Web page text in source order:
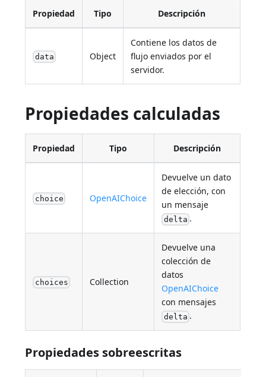
Propiedad Tipo Descripción
data Object
Contiene los datos de
flujo enviados por el
servidor.
Propiedades calculadas
Propiedad Tipo Descripción
choice OpenAIChoice
Devuelve un dato
de elección, con
un mensaje
delta .
choices Collection
Devuelve una
colección de
datos
OpenAIChoice
con mensajes
delta .
Propiedades sobreescritas